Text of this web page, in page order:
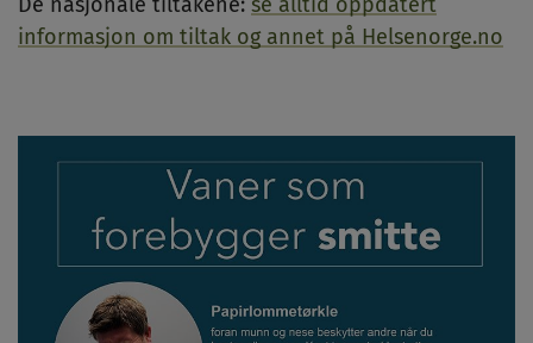
informasjon om tiltak og annet på Helsenorge.no